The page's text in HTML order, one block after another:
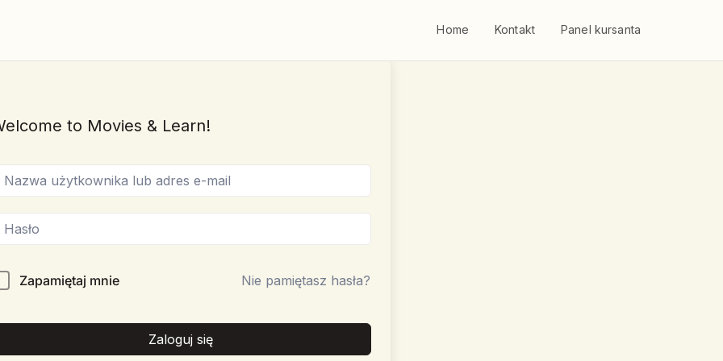
Home Kontakt Panel kursanta
to Movies & Learn!
Zapamiętaj mnie Nie pamiętasz hasła?
Zaloguj się